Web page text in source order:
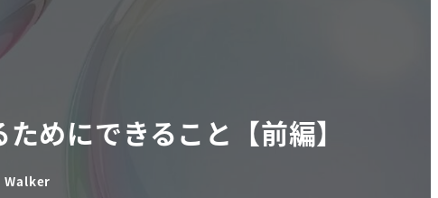
めにできること【前編】
ー
Walker